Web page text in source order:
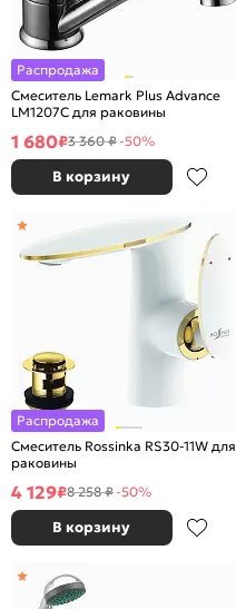
Распродажа
Смеситель Lemark Plus Advance
LM1207C для раковины
1 680₽3 360 ₽-50%
В корзину
Распродажа
Смеситель Rossinka RS30-11W для
раковины
4 129₽8 258 ₽-50%
В корзину